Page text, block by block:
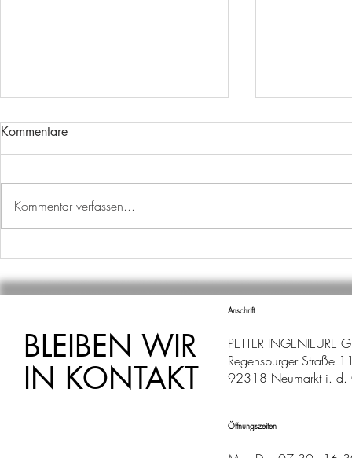
WECHSEL
Kommentare
Kommentar verfassen...
BLEIBEN WIR
IN KONTAKT
Anschrift
PETTER INGENIEURE
Regensburger Straße
92318 Neumarkt i. d.
Öffnungszeiten